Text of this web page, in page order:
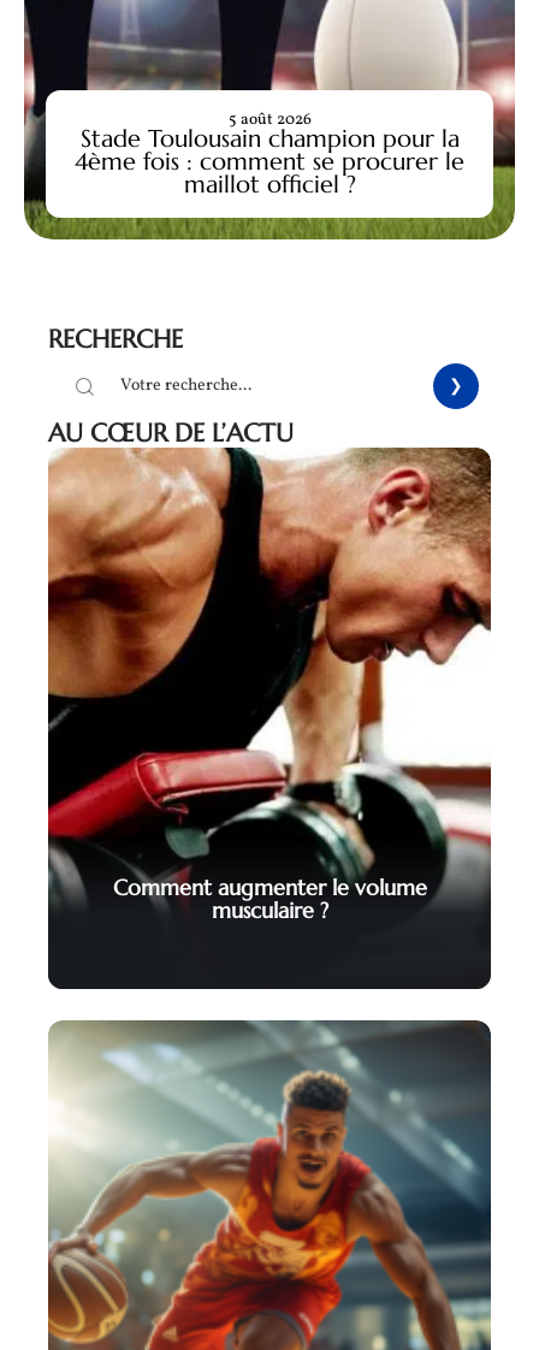
Stade Toulousain champion pour la
4ème fois : comment se procurer le
maillot officiel ?
5 août 2026
RECHERCHE
AU CŒUR DE L’ACTU
Comment augmenter le volume
musculaire ?